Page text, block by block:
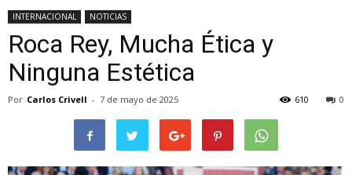
INTERNACIONAL NOTICIAS
Roca Rey, Mucha Ética y
Ninguna Estética
Por Carlos Crivell - 7 de mayo de 2025 0
610